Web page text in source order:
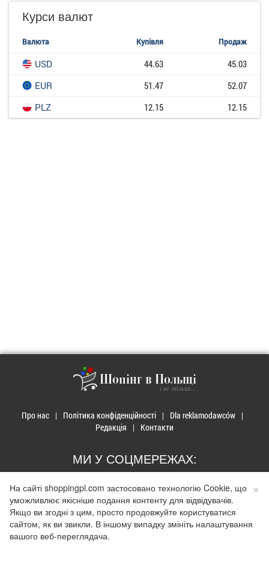
Курси валют
Валюта Купівля Продаж
USD 44.63
45.03
EUR
51.47
52.07
PLZ
12.15 12.15
Шопінг в Польщі
і не тільки...
Про нас Політика конфіденційності
Dla reklamodawców
Редакція
Контакти
МИ У СОЦМЕРЕЖАХ:
© 2026 Закупи в Польщі. Developed byRealnet.cf.Depositphotos
Використання матеріалів допускається лише за наявності активного
гіперпосилання на сайт
×
На сайті shoppingpl.com застосовано технологію Cookie, що
уможливлює якісніше подання контенту для відвідувачів.
Якщо ви згодні з цим, просто продовжуйте користуватися
сайтом, як ви звикли. В іншому випадку змініть налаштування
вашого веб-переглядача.